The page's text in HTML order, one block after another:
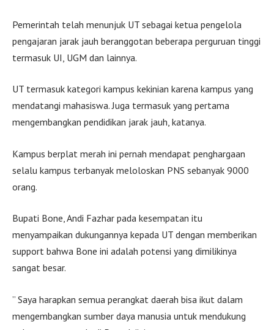
Pemerintah telah menunjuk UT sebagai ketua pengelola
pengajaran jarak jauh beranggotan beberapa perguruan tinggi
termasuk UI, UGM dan lainnya.
UT termasuk kategori kampus kekinian karena kampus yang
mendatangi mahasiswa. Juga termasuk yang pertama
mengembangkan pendidikan jarak jauh, katanya.
Kampus berplat merah ini pernah mendapat penghargaan
selalu kampus terbanyak meloloskan PNS sebanyak 9000
orang.
Bupati Bone, Andi Fazhar pada kesempatan itu
menyampaikan dukungannya kepada UT dengan memberikan
support bahwa Bone ini adalah potensi yang dimilikinya
sangat besar.
” Saya harapkan semua perangkat daerah bisa ikut dalam
mengembangkan sumber daya manusia untuk mendukung